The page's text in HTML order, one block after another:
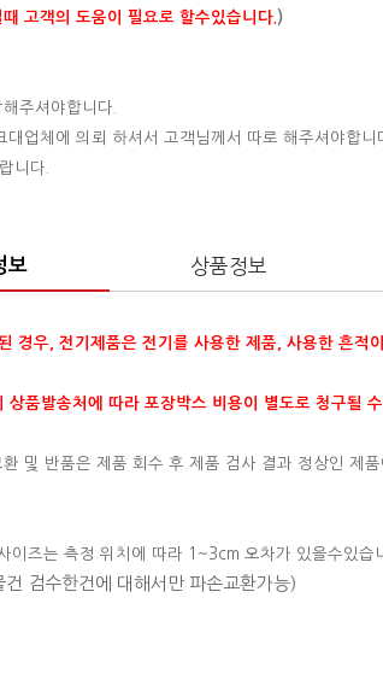
고객의 도움이 필요로 할수있습니다. )
주셔야합니다.
업체에 의뢰 하셔서 고객님께서 따로 해주셔야합니
니다.
보 상품정보
경우, 전기제품은 전기를 사용한 제품, 사용한 흔적
품발송처에 따라 포장박스 비용이 별도로 청구될
및 반품은 제품 회수 후 제품 검사 결과 정상인 제
이즈는 측정 위치에 따라 1~3cm 오차가 있을수있습
검수한건에 대해서만 파손교환가능)